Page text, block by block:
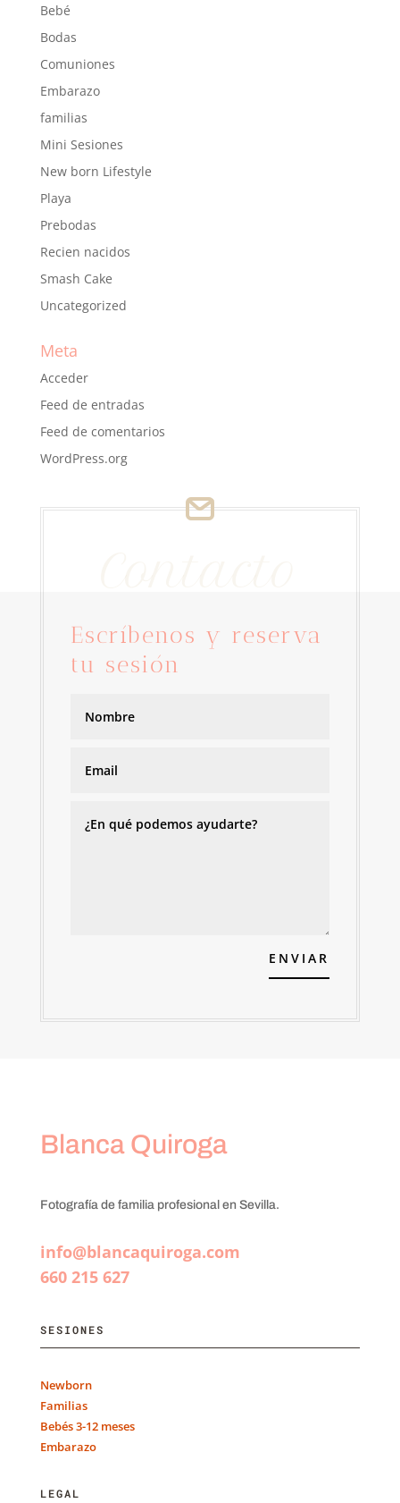
Bebé
Bodas
Comuniones
Embarazo
familias
Mini Sesiones
New born Lifestyle
Playa
Prebodas
Recien nacidos
Smash Cake
Uncategorized
Meta
Acceder
Feed de entradas
Feed de comentarios
WordPress.org
Contacto
Escríbenos y reserva
tu sesión
ENVIAR
Blanca Quiroga
Fotografía de familia profesional en Sevilla.
info@blancaquiroga.com
660 215 627
SESIONES
Newborn
Familias
Bebés 3-12 meses
Embarazo
LEGAL